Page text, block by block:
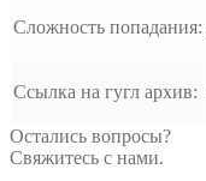
Сложность попадания:
Ссылка на гугл архив:
Остались вопросы?
Свяжитесь с нами.